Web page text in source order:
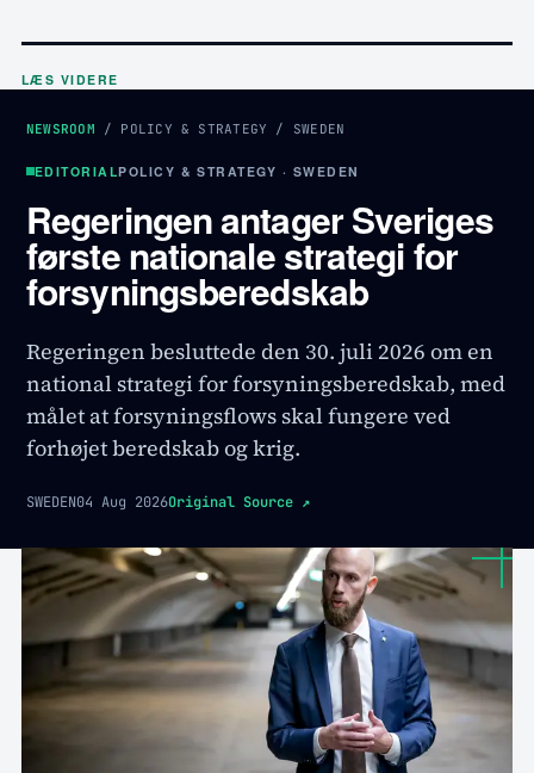
LÆS VIDERE
NEWSROOM / POLICY & STRATEGY / SWEDEN
EDITORIALPOLICY & STRATEGY · SWEDEN
Regeringen antager Sveriges
første nationale strategi for
forsyningsberedskab
Regeringen besluttede den 30. juli 2026 om en
national strategi for forsyningsberedskab, med
målet at forsyningsflows skal fungere ved
forhøjet beredskab og krig.
SWEDEN04 Aug 2026Original Source ↗